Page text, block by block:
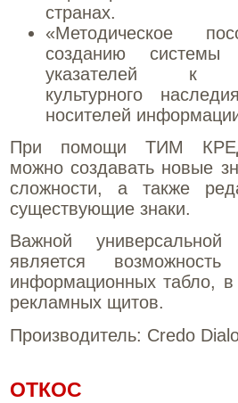
странах.
«Методическое
созданию системы
указателей к
культурного
носителей
При помощи ТИМ
можно создавать новые
сложности, а также
существующие знаки.
Важной универсальной
является возможность
информационных табло,
рекламных щитов.
Производитель: Credo
ОТКОС